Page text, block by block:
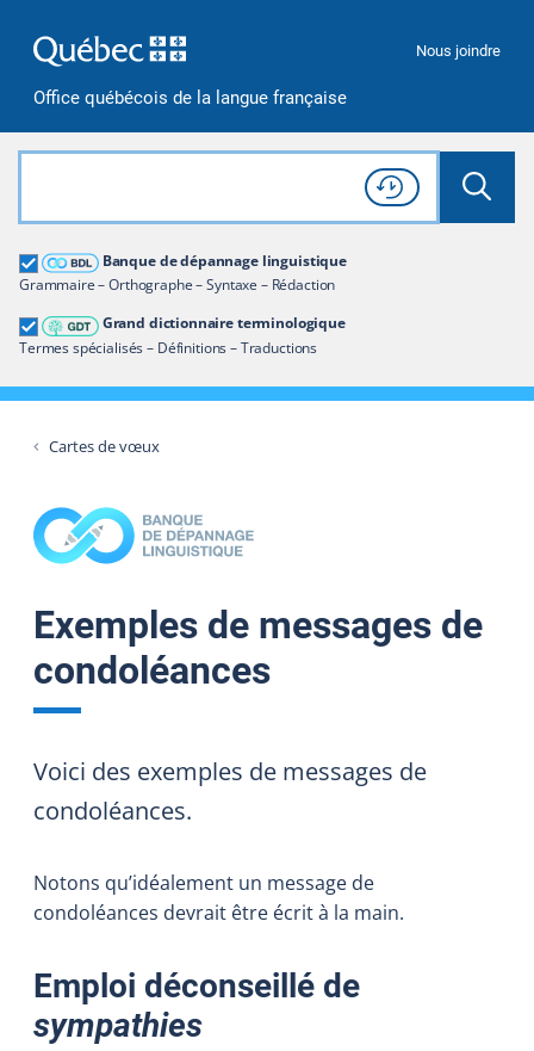
Office québécois de la langue française
Nous joindre
Rechercher dans tout le site
Lancer
Consulter l'
Historique
de recherche
Banque de dépannage linguistique
Grammaire – Orthographe – Syntaxe – Rédaction
Grand dictionnaire terminologique
Termes spécialisés – Définitions – Traductions
Grand dictionnaire terminologique
Restreindre aux termes
Cartes de vœux
Exemples de messages de
condoléances
Voici des exemples de messages de
condoléances.
Notons qu’idéalement un message de
condoléances devrait être écrit à la main.
Emploi déconseillé de
sympathies